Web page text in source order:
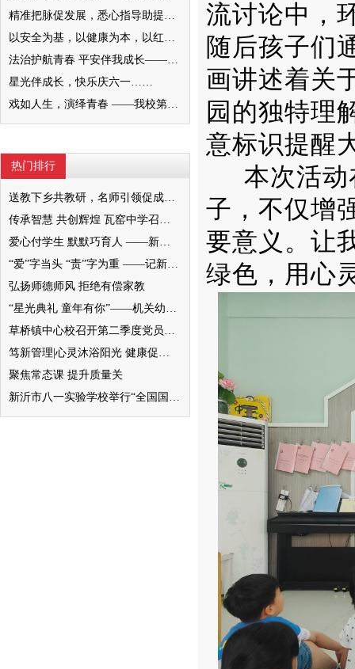
精准把脉促发展，悉心指导助提升 ——教师发展中心领导莅临我校指导工作
以安全为基，以健康为本，以红色铸魂——窑湾镇中心幼儿园家长半日开放活动小记
法治护航青春 平安伴我成长——新沂市八一实验学校开展法治专题报告会
星光伴成长，快乐庆六一……
戏如人生，演绎青春 ——我校第一届校园课本剧大赛决赛圆满落幕
热门排行
送教下乡共教研，名师引领促成长 ——“苗庆硕名师工作室”送教下乡教研活动
传承智慧 共创辉煌 瓦窑中学召开新老高三经验交流会
爱心付学生 默默巧育人 ——新沂市第五中学 孙丽
“爱”字当头 “责”字为重 ——记新沂市港头镇中心小学优秀教师谢冬梅
弘扬师德师风 拒绝有偿家教
“星光典礼 童年有你”——机关幼儿园高新区分部2023届大班毕业典礼报道
草桥镇中心校召开第二季度党员大会暨预备党员接收会议
笃新管理|心灵沐浴阳光 健康促进成长——新安小学集团校心理健康教育座谈会
聚焦常态课 提升质量关
新沂市八一实验学校举行“全国国防教育示范学校”授牌仪式
流讨论中，
随后孩子们
画讲述着关
园的独特理
意标识提醒
本次活
子，不仅增
要意义。让
绿色，用心